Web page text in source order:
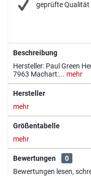
geprüfte
Beschreibung
Hersteller: Paul Green
7963 Machart:... mehr
Hersteller
mehr
Größentabelle
mehr
Bewertungen
0
Bewertungen lesen,